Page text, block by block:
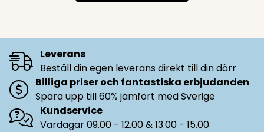
Leverans
Beställ din egen leverans direkt till din dörr
Billiga priser och fantastiska erbjudanden
Spara upp till 60% jämfört med Sverige
Kundservice
Vardagar 09.00 - 12.00 & 13.00 - 15.00